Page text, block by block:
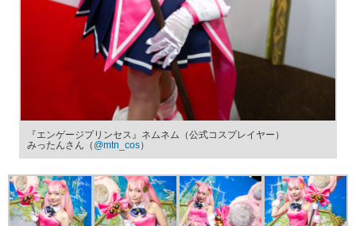
『エンゲージプリンセス』ネムネム（公式コスプレイヤー）
みったんさん（ @mtn_cos）